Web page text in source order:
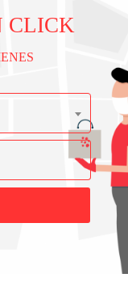
CLICK